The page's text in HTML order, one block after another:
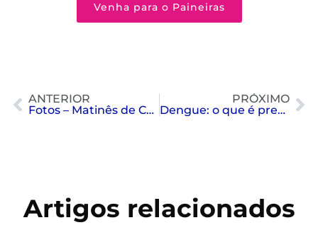
Venha para o Paineiras
ANTERIOR
Fotos – Matinês de Carnaval 2024
PRÓXIMO
Dengue: o que é preciso saber?
Artigos relacionados